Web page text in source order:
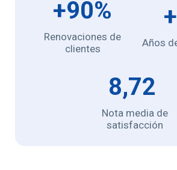
+90%
Renovaciones de
clientes
Años
8,72
Nota media de
satisfacción